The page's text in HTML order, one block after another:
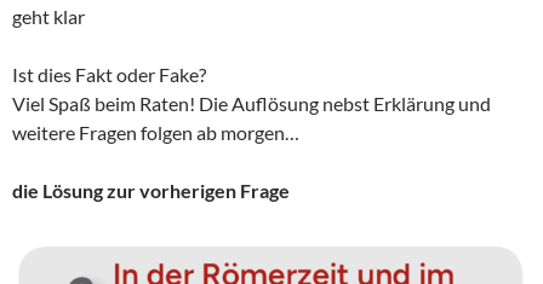
geht klar
Ist dies Fakt oder Fake?
Viel Spaß beim Raten! Die Auflösung nebst Erklärung und
weitere Fragen folgen ab morgen…
die Lösung zur vorherigen Frage